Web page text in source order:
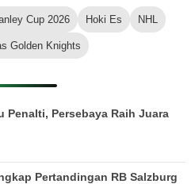
Cup 2026 Hoki Es NHL
Golden Knights
Penalti, Persebaya Raih Juara
Pertandingan RB Salzburg